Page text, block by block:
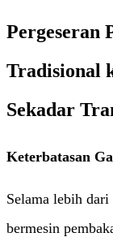
Pergeseran
Tradisional
Sekadar
Keterbatasan
Selama lebih dari
bermesin